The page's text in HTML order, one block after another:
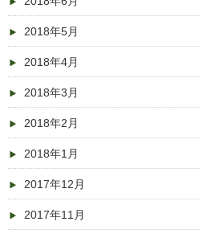
2018年5月
2018年4月
2018年3月
2018年2月
2018年1月
2017年12月
2017年11月